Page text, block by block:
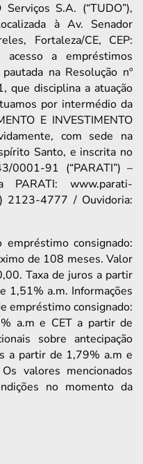
S.A. (“TUDO”),
à Av. Senador
Fortaleza/CE, CEP:
a empréstimos
na Resolução nº
que disciplina a atuação
por intermédio da
E INVESTIMENTO
com sede na
Santo, e inscrita no
0001-91 (“PARATI”) –
www.parati-
2123-4777 / Ouvidoria:
empréstimo consignado:
de 108 meses. Valor
Taxa de juros a partir
1,51% a.m. Informações
empréstimo consignado:
a.m e CET a partir de
sobre antecipação
a partir de 1,79% a.m e
valores mencionados
no momento da